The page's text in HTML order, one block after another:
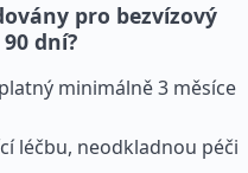
pro bezvízový
dní?
minimálně 3 měsíce
léčbu, neodkladnou péči